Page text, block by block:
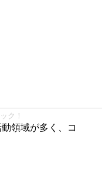
ク！
領域が多く、コ